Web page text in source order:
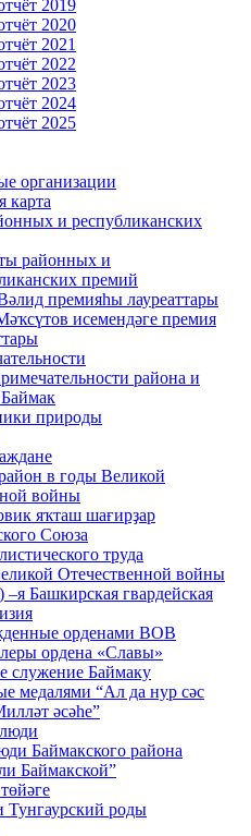
2019
2020
2021
2022
2023
2024
2025
организации
карта
и республиканских
районных и
премий
премияһы лауреаттары
исемендәге премия
района и
природы
в годы Великой
войны
яҡташ шағирҙар
Союза
труда
Отечественной войны
–я Башкирская гвардейская
орденами ВОВ
ордена «Славы»
служение Баймаку
медалями “Ал да нур сәс
әсәһе”
Баймакского района
Баймакской”
Тунгаурский роды